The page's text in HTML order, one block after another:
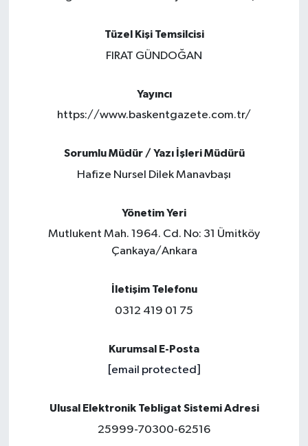
Tüzel Kişi Temsilcisi
FIRAT GÜNDOĞAN
Yayıncı
https://www.baskentgazete.com.tr/
Sorumlu Müdür / Yazı İşleri Müdürü
Hafize Nursel Dilek Manavbaşı
Yönetim Yeri
Mutlukent Mah. 1964. Cd. No: 31 Ümitköy
Çankaya/Ankara
İletişim Telefonu
0312 419 01 75
Kurumsal E-Posta
[email protected]
Ulusal Elektronik Tebligat Sistemi Adresi
25999-70300-62516
Kültür-Sanat
Siyaset